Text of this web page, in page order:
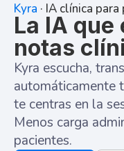
Kyra · IA clínica
La IA
notas
Kyra escucha,
automáticamente
te centras en la
Menos carga
pacientes.